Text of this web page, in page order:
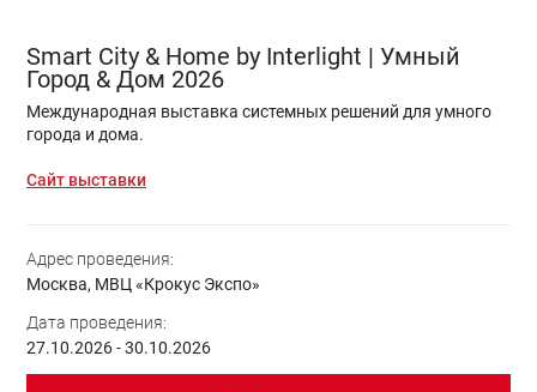
Smart City & Home by Interlight | Умный
Город & Дом 2026
Международная выставка системных решений для умного
города и дома.
Сайт выставки
Адрес проведения:
Москва, МВЦ «Крокус Экспо»
Дата проведения:
27.10.2026 - 30.10.2026